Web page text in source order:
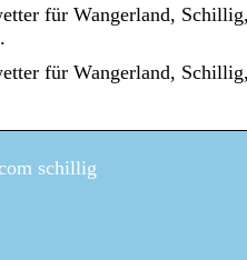
für Wangerland,
für Wangerland,
schillig